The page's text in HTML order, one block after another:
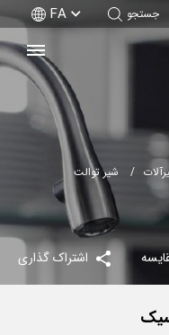
جستجو FA
شیر توالت
اشتراک گذاری